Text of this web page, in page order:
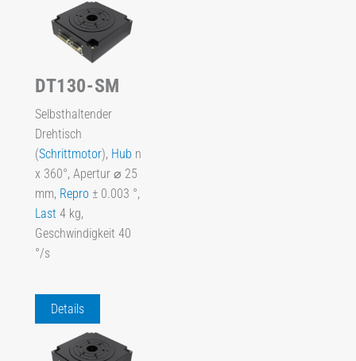
DT130-SM
Selbsthaltender
Drehtisch
(Schrittmotor), Hub n
x 360°, Apertur ⌀ 25
mm, Repro ± 0.003 °,
Last 4 kg,
Geschwindigkeit 40
°/s
Details